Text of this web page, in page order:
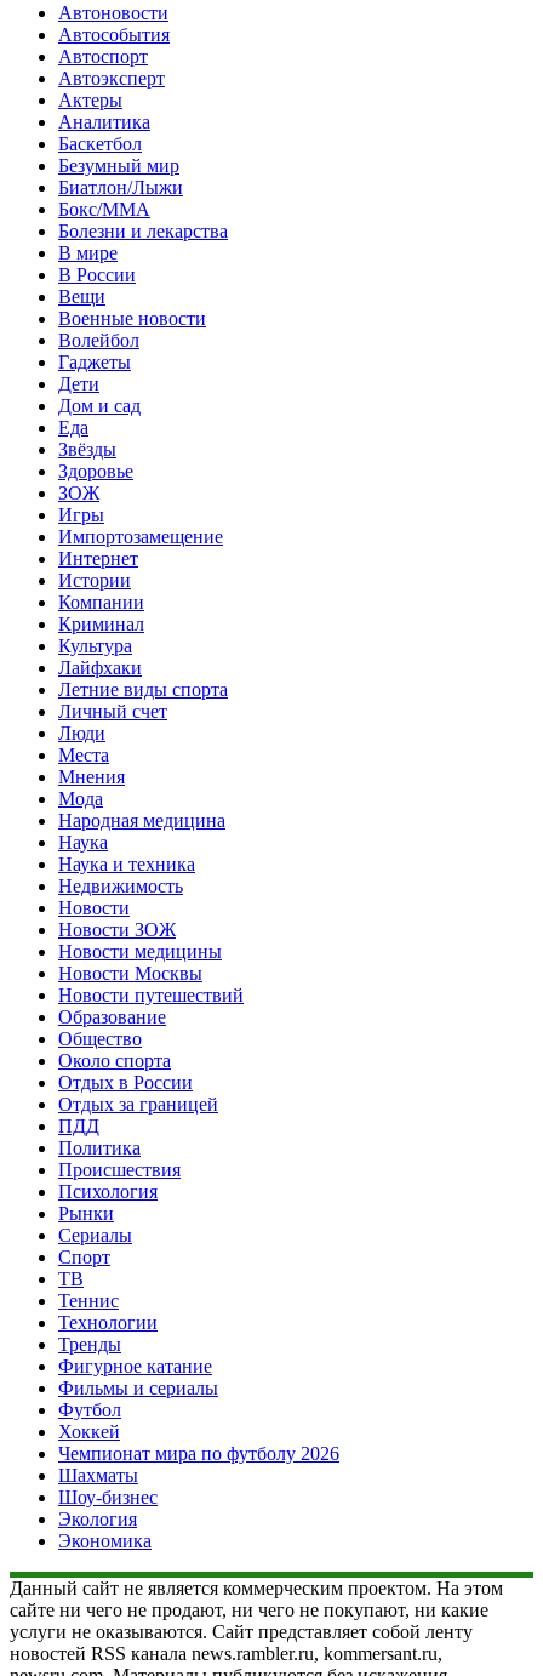
Автоновости
Автособытия
Автоспорт
Автоэксперт
Актеры
Аналитика
Баскетбол
Безумный мир
Биатлон/Лыжи
Бокс/MMA
Болезни и лекарства
В мире
В России
Вещи
Военные новости
Волейбол
Гаджеты
Дети
Дом и сад
Еда
Звёзды
Здоровье
ЗОЖ
Игры
Импортозамещение
Интернет
Истории
Компании
Криминал
Культура
Лайфхаки
Летние виды спорта
Личный счет
Люди
Места
Мнения
Мода
Народная медицина
Наука
Наука и техника
Недвижимость
Новости
Новости ЗОЖ
Новости медицины
Новости Москвы
Новости путешествий
Образование
Общество
Около спорта
Отдых в России
Отдых за границей
ПДД
Политика
Происшествия
Психология
Рынки
Сериалы
Спорт
ТВ
Теннис
Технологии
Тренды
Фигурное катание
Фильмы и сериалы
Футбол
Хоккей
Чемпионат мира по футболу 2026
Шахматы
Шоу-бизнес
Экология
Экономика
Данный сайт не является коммерческим проектом. На этом
сайте ни чего не продают, ни чего не покупают, ни какие
услуги не оказываются. Сайт представляет собой ленту
новостей RSS канала news.rambler.ru, kommersant.ru,